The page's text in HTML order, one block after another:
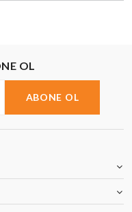
OL
ABONE OL